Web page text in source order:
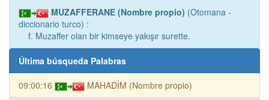
MUZAFFERANE (Nombre propio) (Otomana -
diccionario turco) :
f. Muzaffer olan bir kimseye yakışır surette.
Última búsqueda Palabras
09:00:16 MAHADİM (Nombre propio)